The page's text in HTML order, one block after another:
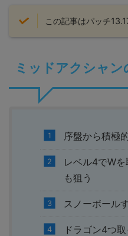
この記事はパッチ
ミッドアクシャン
序盤から積極
レベル4でW
も狙う
スノーボール
ドラゴン4つ